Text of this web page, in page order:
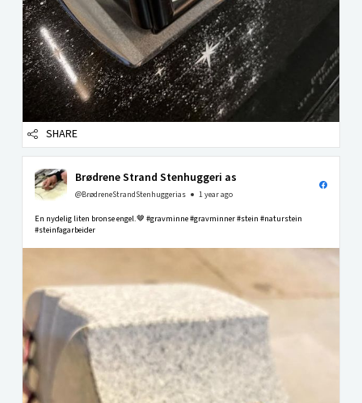
SHARE
Brødrene Strand Stenhuggeri as
@BrødreneStrandStenhuggerias 1 year ago
En nydelig liten bronse engel.🤎 #gravminne #gravminner #stein #naturstein
#steinfagarbeider